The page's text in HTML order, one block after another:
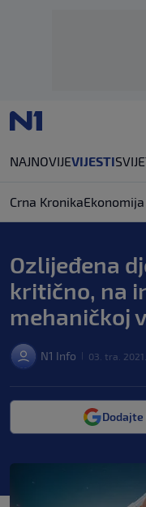
NAJNOVIJEVIJESTI
Crna KronikaEkonomija
Ozlijeđena
kritično, na
mehaničkoj
N1 Info 03. tra.
Dodajte